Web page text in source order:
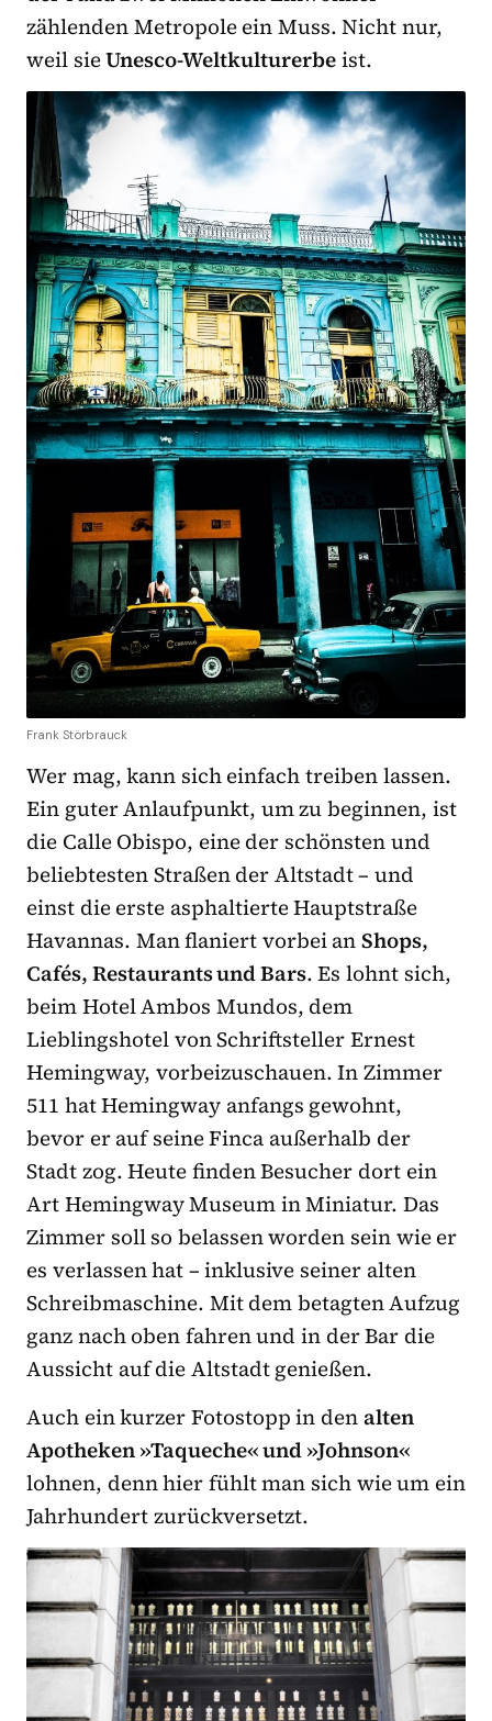
zählenden Metropole ein Muss. Nicht nur,
weil sieUnesco-Weltkulturerbeist.
Frank Störbrauck
Wer mag, kann sich einfach treiben lassen.
Ein guter Anlaufpunkt, um zu beginnen, ist
die Calle Obispo, eine der schönsten und
beliebtesten Straßen der Altstadt – und
einst die erste asphaltierte Hauptstraße
Havannas. Man flaniert vorbei anShops,
Cafés, Restaurants und Bars. Es lohnt sich,
beim Hotel Ambos Mundos, dem
Lieblingshotel von Schriftsteller Ernest
Hemingway, vorbeizuschauen. In Zimmer
511 hat Hemingway anfangs gewohnt,
bevor er auf seine Finca außerhalb der
Stadt zog. Heute finden Besucher dort ein
Art Hemingway Museum in Miniatur. Das
Zimmer soll so belassen worden sein wie er
es verlassen hat – inklusive seiner alten
Schreibmaschine. Mit dem betagten Aufzug
ganz nach oben fahren und in der Bar die
Aussicht auf die Altstadt genießen.
Auch ein kurzer Fotostopp in denalten
Apotheken »Taqueche« und »Johnson«
lohnen, denn hier fühlt man sich wie um ein
Jahrhundert zurückversetzt.